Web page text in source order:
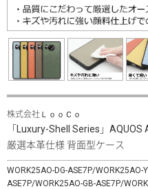
株式会社ＬｏｏＣｏ
「Luxury-Shell Series」
厳選本革仕様 背面型ケース
WORK25AO-DG-ASE7P/WORK25AO-
ASE7P/WORK25AO-GB-ASE7P/